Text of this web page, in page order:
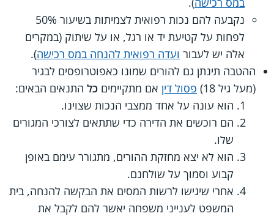
נקבעה להם נכות רפואית לצמיתות בשיעור ‎50%
לפחות על קטיעת יד או רגל, או על שיתוק (במקרים
אלה יש לעבור ועדה רפואית להנחה במס רכישה).
ההטבה תינתן גם להורים שמונו כאפוטרופסים לבגיר
(מעל גיל 18)
פסול דין אם מתקיימים כל התנאים הבאים:
הוא עונה על אחד ממצבי הנכות שצוינו.
הם רוכשים את הדירה כדי שתתאים לצורכי המגורים
שלו.
הוא לא יצא מחזקת ההורים, מתגורר עימם באופן
קבוע וסמוך על שולחנם.
אחרי שיגישו לרשות המסים את הבקשה להנחה, בית
המשפט לענייני משפחה יאשר להם לקבל את